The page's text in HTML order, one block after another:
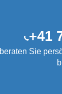
+41
Sie